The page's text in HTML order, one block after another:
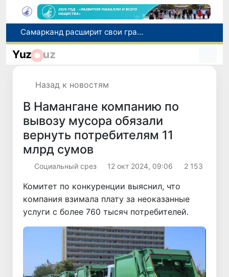
С 1 сентября пассажиры должны будут оплачивать проезд сразу при посадке в автобус
В Сурхандарье пресечена деятельность подпольной группы, планировавшей теракты и выезд в Сирию
Yuz uz
Назад к новостям
В Намангане компанию по
вывозу мусора обязали
вернуть потребителям 11
млрд сумов
Социальный срез 12 окт 2024, 09:06 2 153
Комитет по конкуренции выяснил, что
компания взимала плату за неоказанные
услуги с более 760 тысяч потребителей.